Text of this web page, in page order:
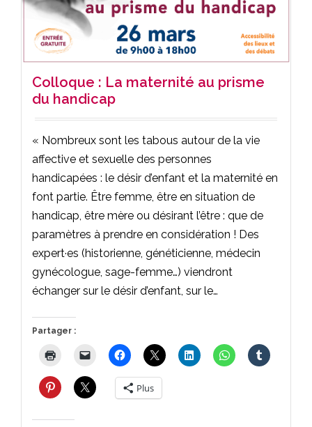
Colloque : La maternité au prisme
du handicap
« Nombreux sont les tabous autour de la vie
affective et sexuelle des personnes
handicapées : le désir d’enfant et la maternité en
font partie. Être femme, être en situation de
handicap, être mère ou désirant l’être : que de
paramètres à prendre en considération ! Des
expert·es (historienne, généticienne, médecin
gynécologue, sage-femme…) viendront
échanger sur le désir d’enfant, sur le…
Partager :
Plus